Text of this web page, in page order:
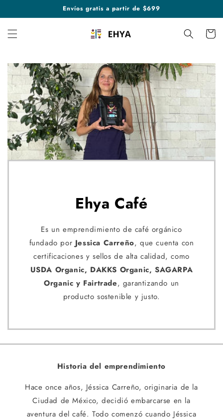
al contenido
Envíos gratis a partir de $699
Carrito
Ehya Café
Es un emprendimiento de café orgánico
fundado por Jessica Carreño, que cuenta con
certificaciones y sellos de alta calidad, como
USDA Organic, DAKKS Organic, SAGARPA
Organic y Fairtrade, garantizando un
producto sostenible y justo.
Historia del emprendimiento
Hace once años, Jéssica Carreño, originaria de la
Ciudad de México, decidió embarcarse en la
aventura del café. Todo comenzó cuando Jéssica